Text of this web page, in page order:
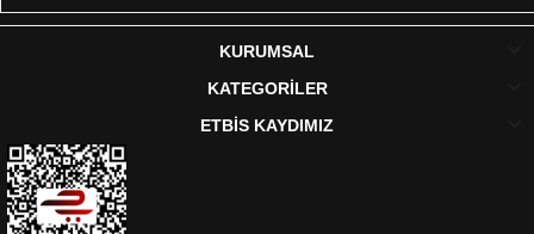
KURUMSAL
KATEGORİLER
ETBİS KAYDIMIZ